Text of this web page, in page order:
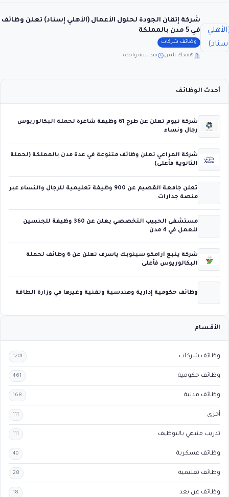
شركة إتقان الجودة لحلول الأعمال (الأهلي إسناد) تعلن وظائف
في 5 مدن بالمملكة
وظائف شركات
هفيدك بلس منذ سنة واحدة
أحدث الوظائف
شركة نيوم تعلن عن طرح 61 وظيفة شاغرة لحملة البكالوريوس
رجال ونساء
شركة المراعي تعلن وظائف متنوعة في عدة مدن بالمملكة (لحملة
الثانوية فأعلى)
تعلن جامعة القصيم عن 900 وظيفة تعليمية للرجال والنساء عبر
منصة جدارات
مستشفى الحبيب التخصصي يعلن عن 360 وظيفة للجنسين
للعمل في 4 مدن
شركة ينبع أرامكو سينوبك ياسرف تعلن عن 6 وظائف لحملة
البكالوريوس فأعلى
وظائف حكومية إدارية وهندسية وتقنية وغيرها في وزارة الطاقة
الأقسام
وظائف شركات 1201
وظائف حكومية 461
وظائف مدنية 168
أخرى 111
تدريب منتهي بالتوظيف 111
وظائف عسكرية 40
وظائف تعليمية 28
وظائف عن بعد 18